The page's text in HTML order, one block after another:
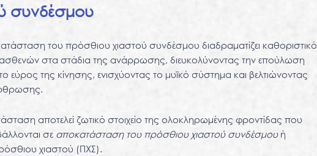
συνδέσμου
του πρόσθιου χιαστού συνδέσμου διαδραματίζει καθοριστικό
στα στάδια της ανάρρωσης, διευκολύνοντας την επούλωση
εύρος της κίνησης, ενισχύοντας το μυϊκό σύστημα και βελτιώνοντας
αποτελεί ζωτικό στοιχείο της ολοκληρωμένης φροντίδας που
σε αποκατάσταση του πρόσθιου χιαστού συνδέσμουή
χιαστού (ΠΧΣ).